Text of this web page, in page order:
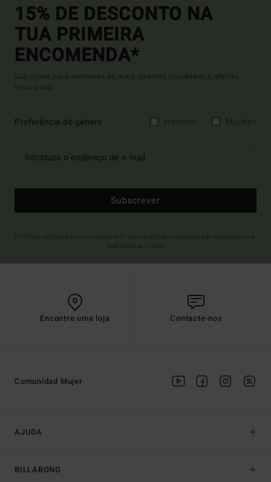
15% DE DESCONTO NA
TUA PRIMEIRA
ENCOMENDA*
Subscreve para receberes as mais recentes novidades e ofertas
exclusivas.
Preferência de género
Subscrever
Encontre uma loja Contacte-nos
AJUDA
BILLABONG
Comunidad Mujer